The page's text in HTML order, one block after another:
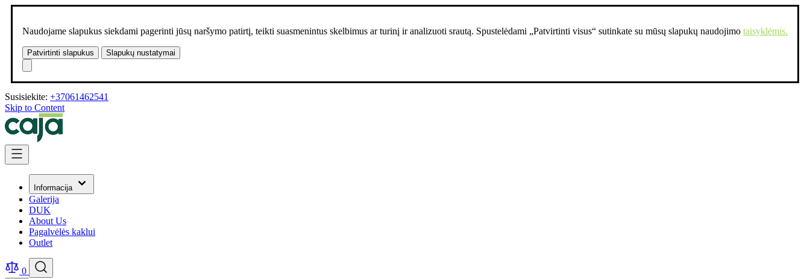
Naudojame slapukus siekdami pagerinti jūsų naršymo patirtį, teikti suasmenintus skelbimus ar turinį ir analizuoti srautą. Spustelėdami „Patvirtinti visus“ sutinkate su mūsų slapukų naudojimo taisyklėmis.
Patvirtinti slapukus Slapukų nustatymai
Susisiekite: +37061462541
Skip to Content
Informacija
Galerija
DUK
About Us
Pagalvėlės kaklui
Outlet
0